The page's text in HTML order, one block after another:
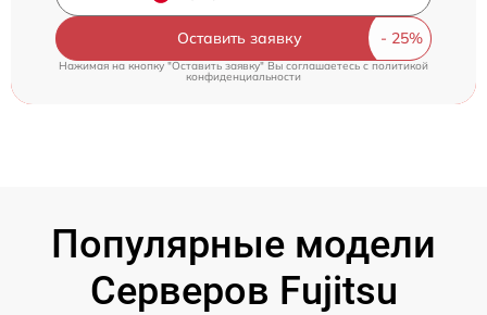
Оставить заявку
Нажимая на кнопку "Оставить заявку" Вы соглашаетесь cполитикой
конфиденциальности
Популярные модели
Серверов Fujitsu